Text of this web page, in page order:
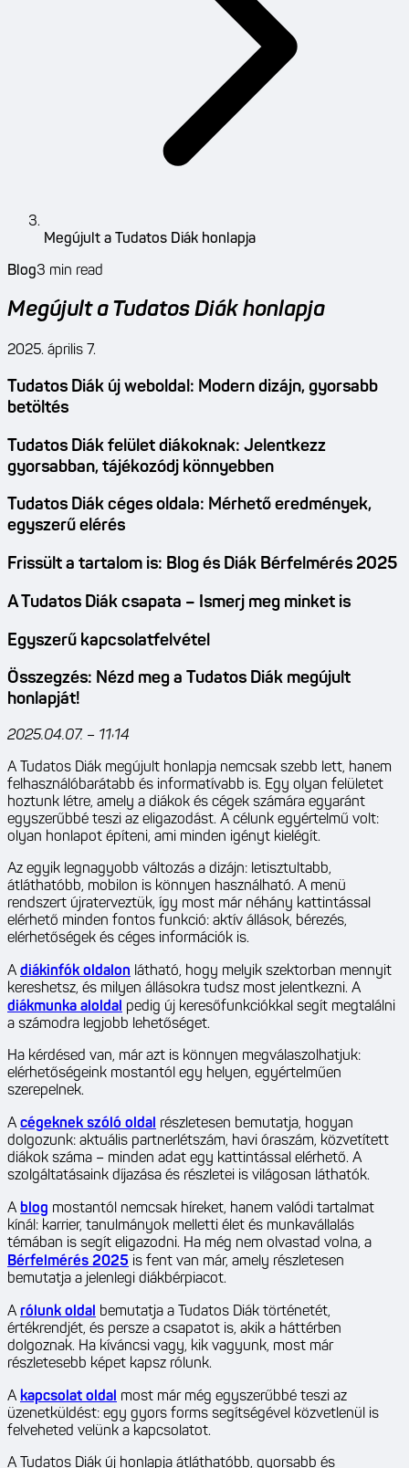
Megújult a Tudatos Diák honlapja
Blog3 min read
Megújult a Tudatos Diák honlapja
2025. április 7.
Tudatos Diák új weboldal: Modern dizájn, gyorsabb
betöltés
Tudatos Diák felület diákoknak: Jelentkezz
gyorsabban, tájékozódj könnyebben
Tudatos Diák céges oldala: Mérhető eredmények,
egyszerű elérés
Frissült a tartalom is: Blog és Diák Bérfelmérés 2025
A Tudatos Diák csapata – Ismerj meg minket is
Egyszerű kapcsolatfelvétel
Összegzés: Nézd meg a Tudatos Diák megújult
honlapját!
2025.04.07. – 11:14
A Tudatos Diák megújult honlapja nemcsak szebb lett, hanem
felhasználóbarátabb és informatívabb is. Egy olyan felületet
hoztunk létre, amely a diákok és cégek számára egyaránt
egyszerűbbé teszi az eligazodást. A célunk egyértelmű volt:
olyan honlapot építeni, ami minden igényt kielégít.
Az egyik legnagyobb változás a dizájn: letisztultabb,
átláthatóbb, mobilon is könnyen használható. A menü
rendszert újraterveztük, így most már néhány kattintással
elérhető minden fontos funkció: aktív állások, bérezés,
elérhetőségek és céges információk is.
A diákinfók oldalon látható, hogy melyik szektorban mennyit
kereshetsz, és milyen állásokra tudsz most jelentkezni. A
diákmunka aloldal pedig új keresőfunkciókkal segít megtalálni
a számodra legjobb lehetőséget.
Ha kérdésed van, már azt is könnyen megválaszolhatjuk:
elérhetőségeink mostantól egy helyen, egyértelműen
szerepelnek.
A cégeknek szóló oldal részletesen bemutatja, hogyan
dolgozunk: aktuális partnerlétszám, havi óraszám, közvetített
diákok száma – minden adat egy kattintással elérhető. A
szolgáltatásaink díjazása és részletei is világosan láthatók.
A blog mostantól nemcsak híreket, hanem valódi tartalmat
kínál: karrier, tanulmányok melletti élet és munkavállalás
témában is segít eligazodni. Ha még nem olvastad volna, a
Bérfelmérés 2025 is fent van már, amely részletesen
bemutatja a jelenlegi diákbérpiacot.
A rólunk oldal bemutatja a Tudatos Diák történetét,
értékrendjét, és persze a csapatot is, akik a háttérben
dolgoznak. Ha kíváncsi vagy, kik vagyunk, most már
részletesebb képet kapsz rólunk.
A kapcsolat oldal most már még egyszerűbbé teszi az
üzenetküldést: egy gyors forms segítségével közvetlenül is
felveheted velünk a kapcsolatot.
A Tudatos Diák új honlapja átláthatóbb, gyorsabb és